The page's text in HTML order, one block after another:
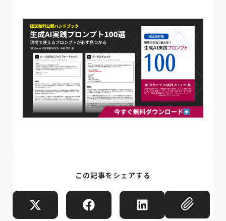
この記事をシェアする